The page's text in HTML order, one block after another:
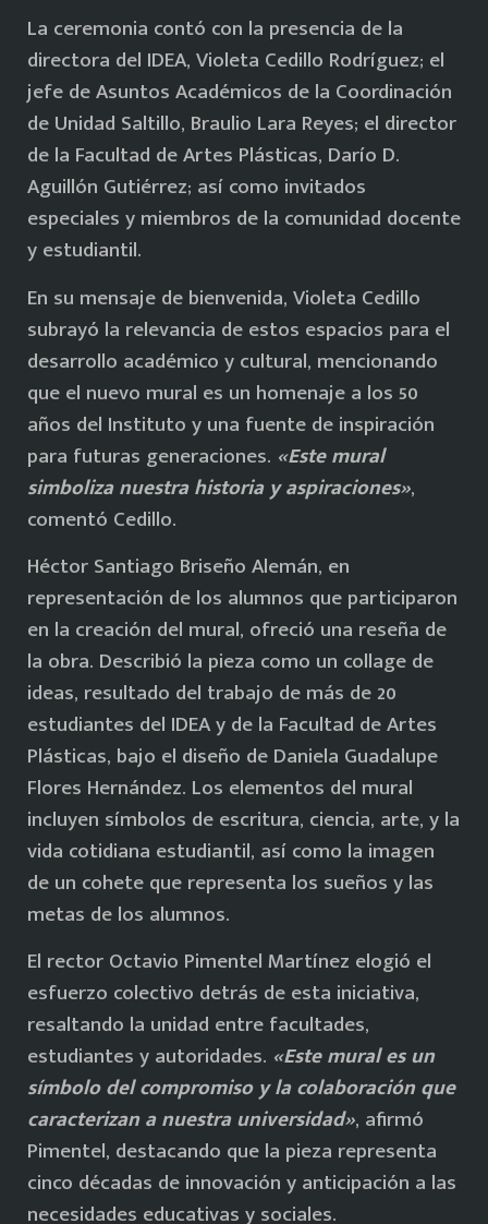
La ceremonia contó con la presencia de la
directora del IDEA, Violeta Cedillo Rodríguez; el
jefe de Asuntos Académicos de la Coordinación
de Unidad Saltillo, Braulio Lara Reyes; el director
de la Facultad de Artes Plásticas, Darío D.
Aguillón Gutiérrez; así como invitados
especiales y miembros de la comunidad docente
y estudiantil.
En su mensaje de bienvenida, Violeta Cedillo
subrayó la relevancia de estos espacios para el
desarrollo académico y cultural, mencionando
que el nuevo mural es un homenaje a los 50
años del Instituto y una fuente de inspiración
para futuras generaciones. «Este mural
simboliza nuestra historia y aspiraciones»,
comentó Cedillo.
Héctor Santiago Briseño Alemán, en
representación de los alumnos que participaron
en la creación del mural, ofreció una reseña de
la obra. Describió la pieza como un collage de
ideas, resultado del trabajo de más de 20
estudiantes del IDEA y de la Facultad de Artes
Plásticas, bajo el diseño de Daniela Guadalupe
Flores Hernández. Los elementos del mural
incluyen símbolos de escritura, ciencia, arte, y la
vida cotidiana estudiantil, así como la imagen
de un cohete que representa los sueños y las
metas de los alumnos.
El rector Octavio Pimentel Martínez elogió el
esfuerzo colectivo detrás de esta iniciativa,
resaltando la unidad entre facultades,
estudiantes y autoridades. «Este mural es un
símbolo del compromiso y la colaboración que
caracterizan a nuestra universidad», afirmó
Pimentel, destacando que la pieza representa
cinco décadas de innovación y anticipación a las
necesidades educativas y sociales.